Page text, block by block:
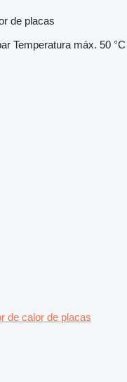
de placas
Temperatura máx. 50 °C
de calor de placas